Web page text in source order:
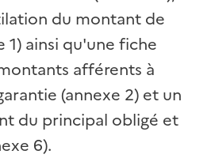
du montant de
1) ainsi qu'une fiche
afférents à
(annexe 2) et un
du principal obligé et
6).